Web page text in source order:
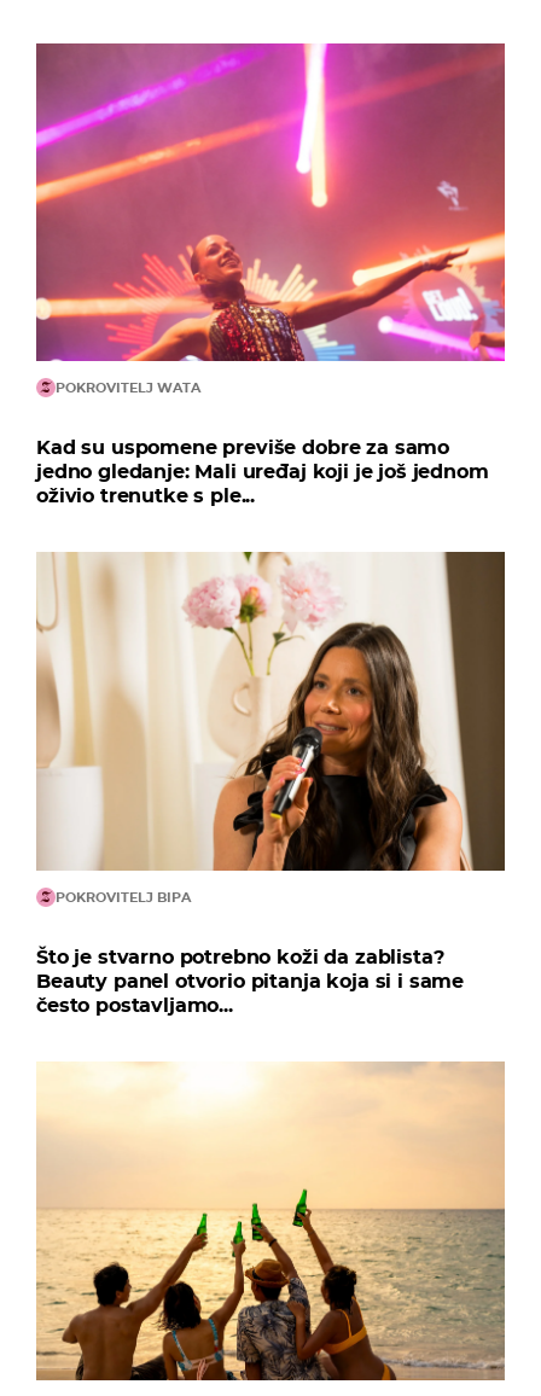
POKROVITELJ WATA
Kad su uspomene previše dobre za samo
jedno gledanje: Mali uređaj koji je još jednom
oživio trenutke s ple...
POKROVITELJ BIPA
Što je stvarno potrebno koži da zablista?
Beauty panel otvorio pitanja koja si i same
često postavljamo...